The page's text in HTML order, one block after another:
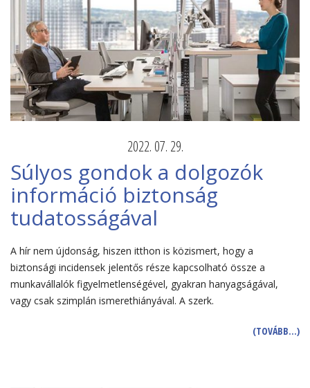
2022. 07. 29.
Súlyos gondok a dolgozók
információ biztonság
tudatosságával
A hír nem újdonság, hiszen itthon is közismert, hogy a
biztonsági incidensek jelentős része kapcsolható össze a
munkavállalók figyelmetlenségével, gyakran hanyagságával,
vagy csak szimplán ismerethiányával. A szerk.
(TOVÁBB…)